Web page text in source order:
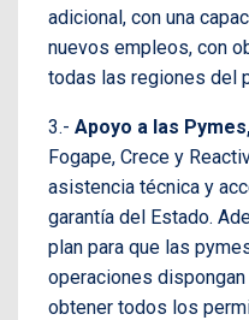
adicional, con una
nuevos empleos, con
todas las regiones del
3.- Apoyo a las
Fogape, Crece y
asistencia técnica y
garantía del Estado.
plan para que las
operaciones
obtener todos los